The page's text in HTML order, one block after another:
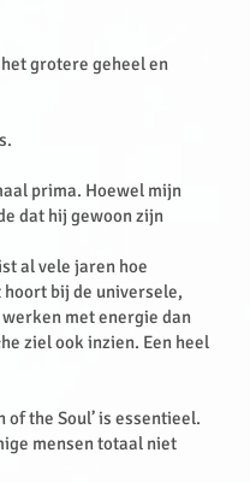
grotere geheel en
prima. Hoewel mijn
dat hij gewoon zijn
al vele jaren hoe
bij de universele,
met energie dan
ziel ook inzien. Een heel
the Soul’ is essentieel.
mensen totaal niet